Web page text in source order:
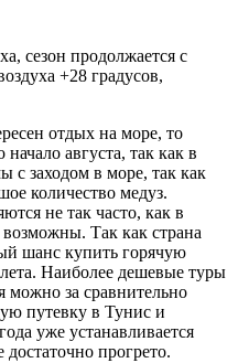
сезон продолжается с
+28 градусов,
отдых на море, то
августа, так как в
с заходом в море, так как
количество медуз.
не так часто, как в
Так как страна
шанс купить горячую
Наиболее дешевые туры
можно за сравнительно
путевку в Тунис и
уже устанавливается
прогрето.